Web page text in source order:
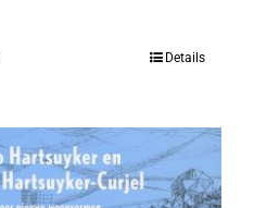
Details